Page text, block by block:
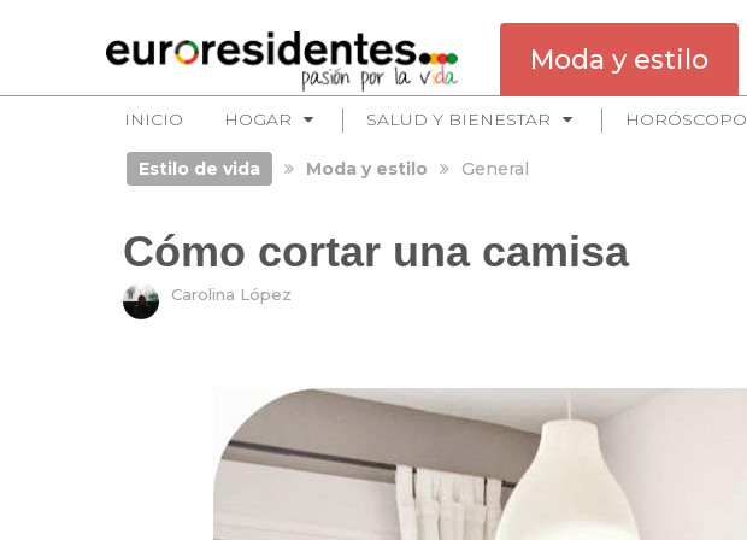
Moda y estilo
INICIO HOGAR SALUD Y BIENESTAR HORÓSCOPO
Estilo de vida Moda y estilo General
Cómo cortar una camisa
Carolina López